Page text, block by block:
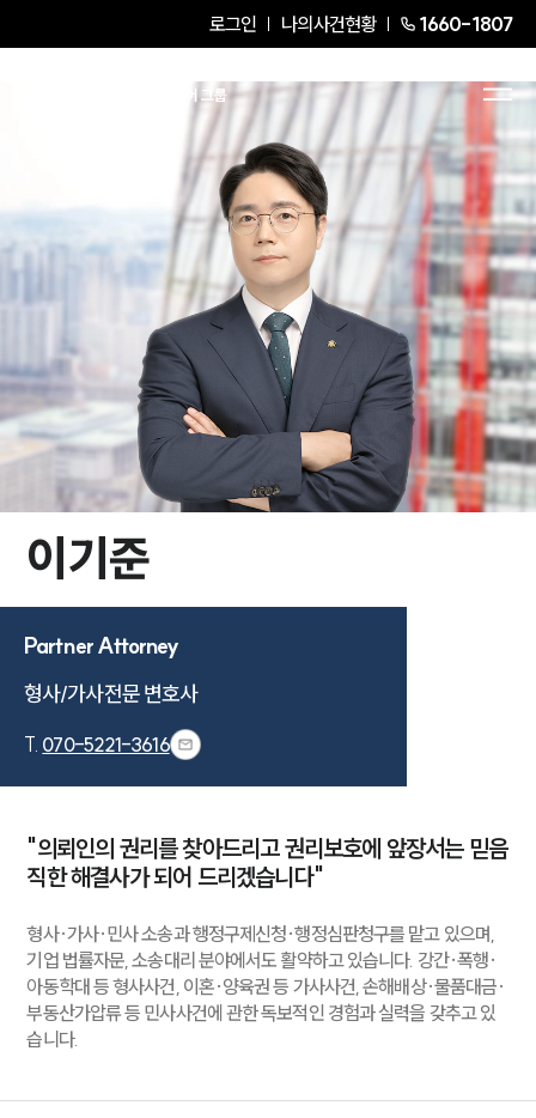
로그인 나의사건현황 1660-1807
이기준
Partner Attorney
형사/가사전문 변호사
T. 070-5221-3616
"의뢰인의 권리를 찾아드리고 권리보호에 앞장서는 믿음
직한 해결사가 되어 드리겠습니다"
형사·가사·민사 소송과 행정구제신청·행정심판청구를 맡고 있으며,
기업 법률자문, 소송대리 분야에서도 활약하고 있습니다. 강간·폭행·
아동학대 등 형사사건, 이혼·양육권 등 가사사건, 손해배상·물품대금·
부동산가압류 등 민사사건에 관한 독보적인 경험과 실력을 갖추고 있
습니다.